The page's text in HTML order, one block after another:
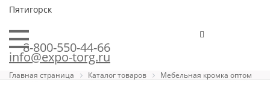
Пятигорск
8-800-550-44-66
info@expo-torg.ru
Главная страница Каталог товаров Мебельная кромка оптом